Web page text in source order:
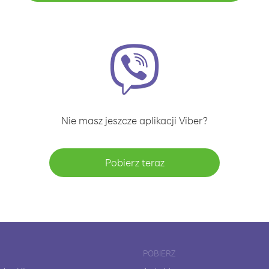
Nie masz jeszcze aplikacji Viber?
Pobierz teraz
POBIERZ